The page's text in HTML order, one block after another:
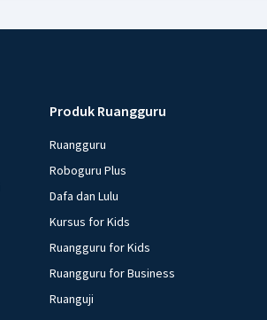
Produk Ruangguru
Ruangguru
Roboguru Plus
Dafa dan Lulu
Kursus for Kids
Ruangguru for Kids
Ruangguru for Business
Ruanguji